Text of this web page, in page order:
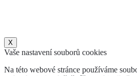
X
Vaše nastavení souborů cookies
Na této webové stránce používáme